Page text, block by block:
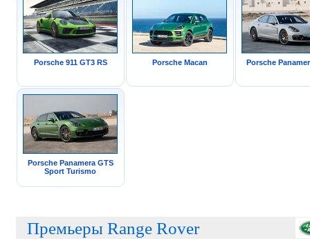
Porsche 911 GT3 RS Porsche Macan Porsche
Porsche Panamera GTS
Sport Turismo
Премьеры Range Rover